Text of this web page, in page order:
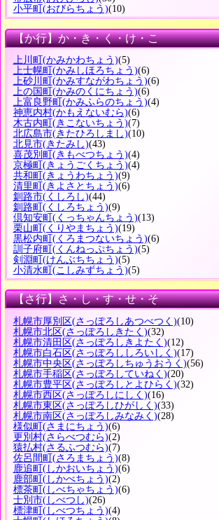
小平町 (おびらちょう)(10)
【か行】か・き・く・け・こ
上川町 (かみかわちょう)(5)
上士幌町 (かみしほろちょう)(6)
上砂川町 (かみすながわちょう)(6)
上の国町 (かみのくにちょう)(6)
上富良野町 (かみふらのちょう)(4)
神恵内村(かもえないむら)(6)
木古内町 (きこないちょう)(7)
北広島市(きたひろしまし)(10)
北見市(きたみし)(43)
喜茂別町 (きもべつちょう)(4)
京極町 (きょうごくちょう)(4)
共和町 (きょうわちょう)(9)
清里町 (きよさとちょう)(6)
釧路市(くしろし)(44)
釧路町 (くしろちょう)(9)
倶知安町 (くっちゃんちょう)(13)
栗山町 (くりやまちょう)(19)
黒松内町 (くろまつないちょう)(6)
訓子府町 (くんねっぷちょう)(5)
剣淵町 (けんぶちちょう)(5)
小清水町 (こしみずちょう)(5)
【さ行】さ・し・す・せ・そ
札幌市厚別区(さっぽろしあつべつく)(10)
札幌市北区(さっぽろしきたく)(32)
札幌市清田区(さっぽろしきよたく)(12)
札幌市白石区(さっぽろししろいしく)(17)
札幌市中央区(さっぽろしちゅうおうく)(56)
札幌市手稲区(さっぽろしていねく)(20)
札幌市豊平区(さっぽろしとよひらく)(32)
札幌市西区(さっぽろしにしく)(16)
札幌市東区(さっぽろしひがしく)(33)
札幌市南区(さっぽろしみなみく)(28)
様似町 (さまにちょう)(6)
更別村(さらべつむら)(2)
猿払村(さるふつむら)(7)
佐呂間町 (さろまちょう)(8)
鹿追町 (しかおいちょう)(6)
鹿部町 (しかべちょう)(2)
標茶町 (しべちゃちょう)(6)
士別市(しべつし)(26)
標津町 (しべつちょう)(4)